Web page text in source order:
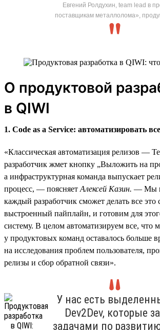
Евгений Ролдухин, team lead в
поставщикам металлолома»,
О продуктовой
в QIWI
1. Code as a Service: автоматизировать
«Классическая автоматизация релизов —
разработчик жмет кнопку „Выложить на
а инфраструктурная команда выпускает
процесс, — поясняет Алексей Казин. — Мы
каждый разработчик сможет делать все это
выстроенный пайплайн, и готовим для
систему. В целом автоматизируем все, что
у продуктовых команд оставалось больше
на исследования проблем пользователя,
релизы и сбор обратной связи».
У нас есть
Dev2Dev, которые
задачами по